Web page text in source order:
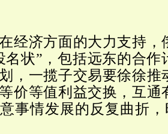
经济方面的大力支持，
名状”，包括远东的合作
，一揽子交易要徐徐推
价等值利益交换，互通
事情发展的反复曲折